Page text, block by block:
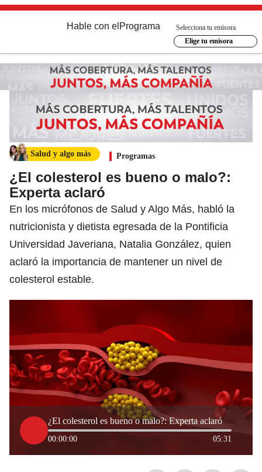
Hable con el Programa
Selecciona tu emisora
Elige tu emisora
Salud y algo más Programas
¿El colesterol es bueno o malo?:
Experta aclaró
En los micrófonos de Salud y Algo Más, habló la
nutricionista y dietista egresada de la Pontificia
Universidad Javeriana, Natalia González, quien
aclaró la importancia de mantener un nivel de
colesterol estable.
¿El colesterol es bueno o malo?: Experta aclaró
00:00:00 05:31